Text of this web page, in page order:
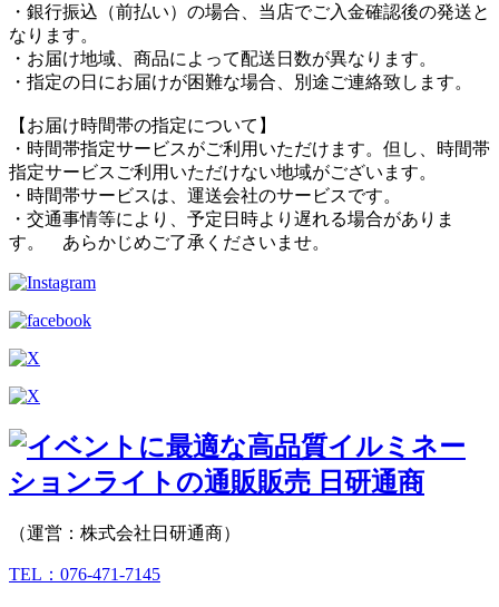
・銀行振込（前払い）の場合、当店でご入金確認後の発送と
なります。
・お届け地域、商品によって配送日数が異なります。
・指定の日にお届けが困難な場合、別途ご連絡致します。
【お届け時間帯の指定について】
・時間帯指定サービスがご利用いただけます。但し、時間帯
指定サービスご利用いただけない地域がございます。
・時間帯サービスは、運送会社のサービスです。
・交通事情等により、予定日時より遅れる場合がありま
す。 あらかじめご了承くださいませ。
（運営：株式会社日研通商）
TEL：076-471-7145